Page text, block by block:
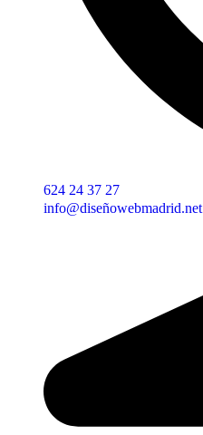
624 24 37 27
info@diseñowebmadrid.net